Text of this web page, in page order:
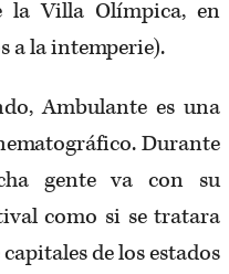
la Villa Olímpica, en
a la intemperie).
Ambulante es una
Durante
gente va con su
como si se tratara
de los estados